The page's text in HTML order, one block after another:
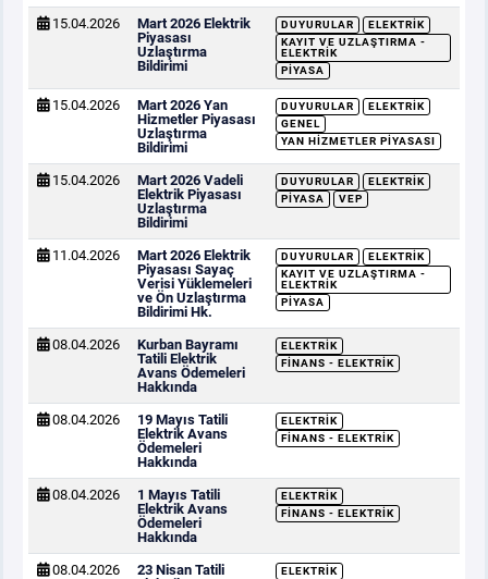
15.04.2026
Mart 2026 Elektrik
Piyasası
Uzlaştırma
Bildirimi
DUYURULAR
ELEKTRIK
KAYIT VE UZLAŞTIRMA -
ELEKTRIK
PIYASA
15.04.2026
Mart 2026 Yan
Hizmetler Piyasası
Uzlaştırma
Bildirimi
DUYURULAR
ELEKTRIK
GENEL
YAN HIZMETLER PIYASASI
15.04.2026
Mart 2026 Vadeli
Elektrik Piyasası
Uzlaştırma
Bildirimi
DUYURULAR
ELEKTRIK
PIYASA
VEP
11.04.2026
Mart 2026 Elektrik
Piyasası Sayaç
Verisi Yüklemeleri
ve Ön Uzlaştırma
Bildirimi Hk.
DUYURULAR
ELEKTRIK
KAYIT VE UZLAŞTIRMA -
ELEKTRIK
PIYASA
08.04.2026
Kurban Bayramı
Tatili Elektrik
Avans Ödemeleri
Hakkında
ELEKTRIK
FINANS - ELEKTRIK
08.04.2026
19 Mayıs Tatili
Elektrik Avans
Ödemeleri
Hakkında
ELEKTRIK
FINANS - ELEKTRIK
08.04.2026
1 Mayıs Tatili
Elektrik Avans
Ödemeleri
Hakkında
ELEKTRIK
FINANS - ELEKTRIK
08.04.2026
23 Nisan Tatili
ELEKTRIK